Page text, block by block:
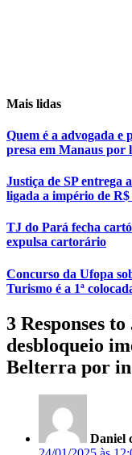
Mais lidas
Quem é a advogada e
presa em Manaus por
Justiça de SP entrega
ligada a império de R$
TJ do Pará fecha
expulsa cartorário
Concurso da Ufopa
Turismo é a 1ª
3 Responses
desbloqueio
Belterra por
Daniel